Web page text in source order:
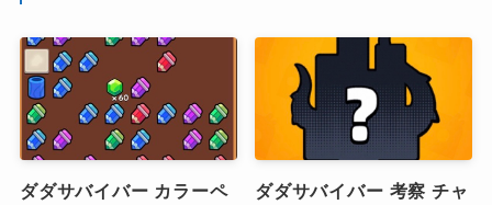
ダダサバイバー カラーペ
ダダサバイバー 考察 チャ